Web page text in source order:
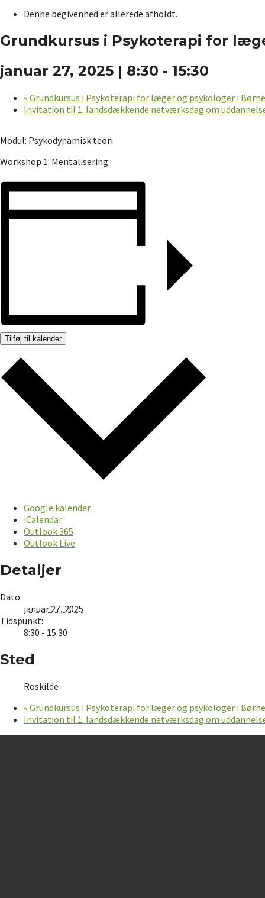
Denne begivenhed er allerede afholdt.
Grundkursus i Psykoterapi for
januar 27, 2025 | 8:30 - 15:30
« Grundkursus i Psykoterapi for læger og psykologer i
Invitation til 1. landsdækkende netværksdag om
Modul: Psykodynamisk teori
Workshop 1: Mentalisering
Tilføj til kalender
Google kalender
iCalendar
Outlook 365
Outlook Live
Detaljer
Dato:
januar 27, 2025
Tidspunkt:
8:30 - 15:30
Sted
Roskilde
« Grundkursus i Psykoterapi for læger og psykologer i
Invitation til 1. landsdækkende netværksdag om